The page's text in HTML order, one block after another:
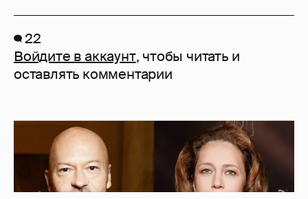
22
Войдите в аккаунт, чтобы читать и
оставлять комментарии